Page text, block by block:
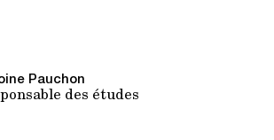
Pauchon
des études